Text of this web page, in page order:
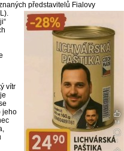
představitelů Fialovy
vítr
jeho